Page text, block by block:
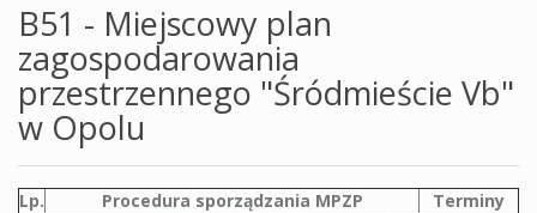
B51 - Miejscowy plan
zagospodarowania
przestrzennego "Śródmieście Vb"
w Opolu
Lp. Procedura sporządzania MPZP Terminy